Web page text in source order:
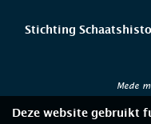
Stichting
Mede
Deze website gebruikt